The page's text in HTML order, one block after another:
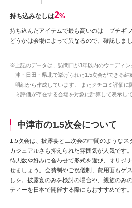
持ち込みなしは2%
持ち込んだアイテムで最も高いのは「プチギ
どうかは会場によって異なるので、確認しまし
※上記のデータは、訪問日が3年以内のウエディン
津・日田・県北で挙げられた1.5次会ができる結
明細から作成しています。 またクチコミ評価に
ミ評価が存在する会場を対象に計算して表示して
中津市の1.5次会について
1.5次会は、披露宴と二次会の中間のようなス
カジュアルさも抑えられた雰囲気が人気です
待人数や好みに合わせて形式を選び、オリジ
せましょう。会費制やご祝儀制、費用面もゲ
しを。披露宴のみを検討の場合や、親族のみ
ティーを日本で開催する際にもおすすめです。